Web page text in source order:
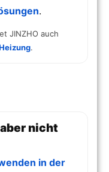
.
JINZHO auch
.
nicht
in der